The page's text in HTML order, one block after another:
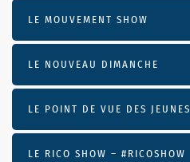
LE MOUVEMENT SHOW
LE NOUVEAU DIMANCHE
LE POINT DE VUE DES JEUNES
LE RICO SHOW – #RICOSHOW